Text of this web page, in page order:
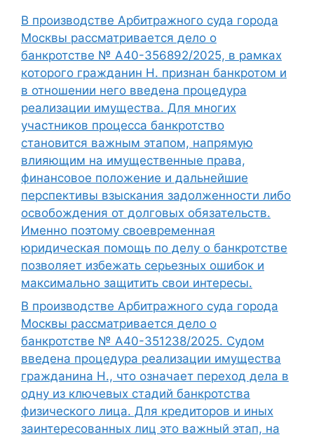
В производстве Арбитражного суда города
Москвы рассматривается дело о
банкротстве № А40-356892/2025, в рамках
которого гражданин Н. признан банкротом и
в отношении него введена процедура
реализации имущества. Для многих
участников процесса банкротство
становится важным этапом, напрямую
влияющим на имущественные права,
финансовое положение и дальнейшие
перспективы взыскания задолженности либо
освобождения от долговых обязательств.
Именно поэтому своевременная
юридическая помощь по делу о банкротстве
позволяет избежать серьезных ошибок и
максимально защитить свои интересы.
В производстве Арбитражного суда города
Москвы рассматривается дело о
банкротстве № А40-351238/2025. Судом
введена процедура реализации имущества
гражданина Н., что означает переход дела в
одну из ключевых стадий банкротства
физического лица. Для кредиторов и иных
заинтересованных лиц это важный этап, на